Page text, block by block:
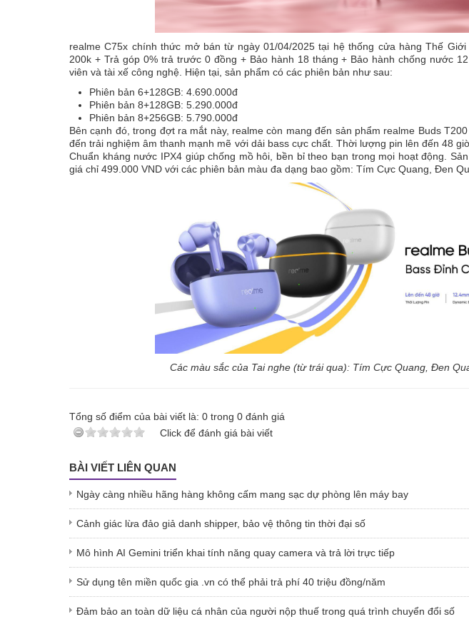
realme C75x chính thức mở bán từ ngày 01/04/2025 tại hệ thống cửa hàng Thế
200k + Trả góp 0% trả trước 0 đồng + Bảo hành 18 tháng + Bảo hành chống nước
viên và tài xế công nghệ. Hiện tại, sản phẩm có các phiên bản như sau:
Phiên bản 6+128GB: 4.690.000đ
Phiên bản 8+128GB: 5.290.000đ
Phiên bản 8+256GB: 5.790.000đ
Bên cạnh đó, trong đợt ra mắt này, realme còn mang đến sản phẩm realme Buds
đến trải nghiệm âm thanh mạnh mẽ với dải bass cực chất. Thời lượng pin lên đến 48
Chuẩn kháng nước IPX4 giúp chống mồ hôi, bền bỉ theo bạn trong mọi hoạt động.
giá chỉ 499.000 VND với các phiên bản màu đa dạng bao gồm: Tím Cực Quang, Đen
Các màu sắc của Tai nghe (từ trái qua): Tím Cực Quang, Đen
Tổng số điểm của bài viết là: 0 trong 0 đánh giá
Click để đánh giá bài viết
BÀI VIẾT LIÊN QUAN
Ngày càng nhiều hãng hàng không cấm mang sạc dự phòng lên máy bay
Cảnh giác lừa đảo giả danh shipper, bảo vệ thông tin thời đại số
Mô hình AI Gemini triển khai tính năng quay camera và trả lời trực tiếp
Sử dụng tên miền quốc gia .vn có thể phải trả phí 40 triệu đồng/năm
Đảm bảo an toàn dữ liệu cá nhân của người nộp thuế trong quá trình chuyển đổi số